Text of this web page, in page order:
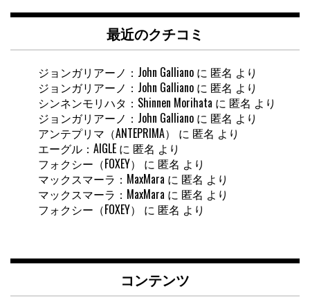
最近のクチコミ
ジョンガリアーノ：John Galliano に 匿名 より
ジョンガリアーノ：John Galliano に 匿名 より
シンネンモリハタ：Shinnen Morihata に 匿名 より
ジョンガリアーノ：John Galliano に 匿名 より
アンテプリマ（ANTEPRIMA）
に 匿名 より
エーグル：AIGLE に 匿名 より
フォクシー（FOXEY）
に 匿名 より
マックスマーラ：MaxMara に 匿名 より
マックスマーラ：MaxMara に 匿名 より
フォクシー（FOXEY）
に 匿名 より
コンテンツ